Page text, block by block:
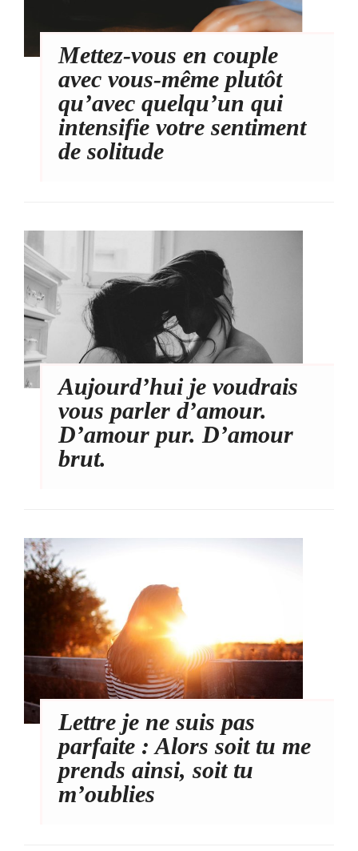
Mettez-vous en couple
avec vous-même plutôt
qu’avec quelqu’un qui
intensifie votre sentiment
de solitude
Aujourd’hui je voudrais
vous parler d’amour.
D’amour pur. D’amour
brut.
Lettre je ne suis pas
parfaite : Alors soit tu me
prends ainsi, soit tu
m’oublies